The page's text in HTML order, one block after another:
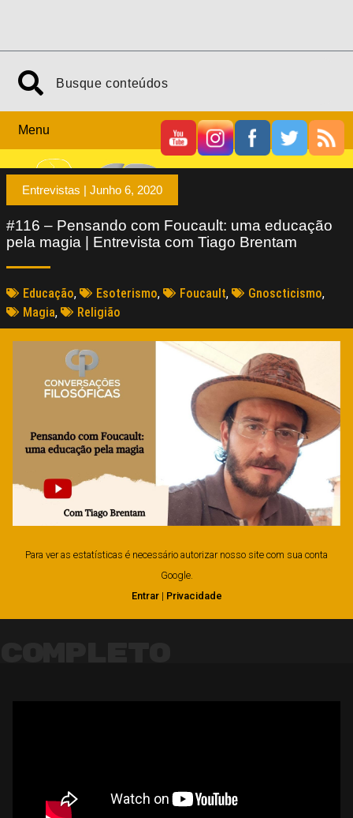
Menu
Entrevistas | Junho 6, 2020
#116 – Pensando com Foucault: uma educação
pela magia | Entrevista com Tiago Brentam
Educação, Esoterismo, Foucault, Gnoscticismo,
Magia, Religião
Para ver as estatísticas é necessário autorizar nosso site com sua conta
Google.
Entrar| Privacidade